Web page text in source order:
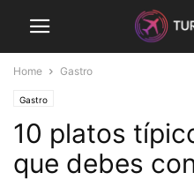
Home Gastro
Gastro
10 platos
que debes